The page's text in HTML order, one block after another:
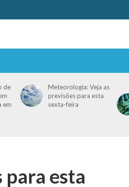
de
em
Meteorologia: Veja as
previsões para esta
sexta-feira
esta